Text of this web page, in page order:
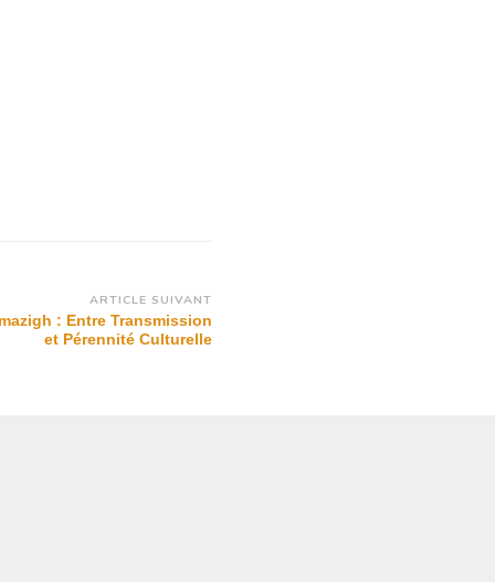
ARTICLE SUIVANT
: Entre Transmission
et Pérennité Culturelle